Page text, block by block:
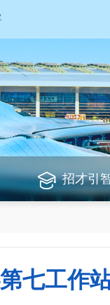
招才引
七工作